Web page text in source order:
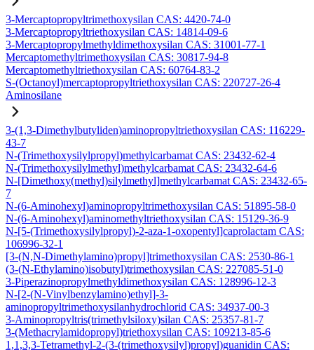
3-Mercaptopropyltrimethoxysilan CAS: 4420-74-0
3-Mercaptopropyltriethoxysilan CAS: 14814-09-6
3-Mercaptopropylmethyldimethoxysilan CAS: 31001-77-1
Mercaptomethyltrimethoxysilan CAS: 30817-94-8
Mercaptomethyltriethoxysilan CAS: 60764-83-2
S-(Octanoyl)mercaptopropyltriethoxysilan CAS: 220727-26-4
Aminosilane
3-(1,3-Dimethylbutyliden)aminopropyltriethoxysilan CAS: 116229-
43-7
N-(Trimethoxysilylpropyl)methylcarbamat CAS: 23432-62-4
N-(Trimethoxysilylmethyl)methylcarbamat CAS: 23432-64-6
N-[Dimethoxy(methyl)silylmethyl]methylcarbamat CAS: 23432-65-
7
N-(6-Aminohexyl)aminopropyltrimethoxysilan CAS: 51895-58-0
N-(6-Aminohexyl)aminomethyltriethoxysilan CAS: 15129-36-9
N-[5-(Trimethoxysilylpropyl)-2-aza-1-oxopentyl]caprolactam CAS:
106996-32-1
[3-(N,N-Dimethylamino)propyl]trimethoxysilan CAS: 2530-86-1
(3-(N-Ethylamino)isobutyl)trimethoxysilan CAS: 227085-51-0
3-Piperazinopropylmethyldimethoxysilan CAS: 128996-12-3
N-[2-(N-Vinylbenzylamino)ethyl]-3-
aminopropyltrimethoxysilanhydrochlorid CAS: 34937-00-3
3-Aminopropyltris(trimethylsiloxy)silan CAS: 25357-81-7
3-(Methacrylamidopropyl)triethoxysilan CAS: 109213-85-6
1,1,3,3-Tetramethyl-2-(3-(trimethoxysilyl)propyl)guanidin CAS: